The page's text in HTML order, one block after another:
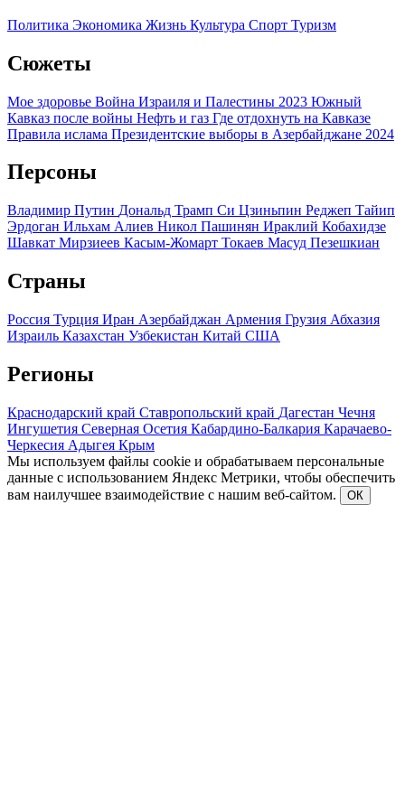
Политика Экономика Жизнь Культура Спорт Туризм
Сюжеты
Мое здоровье Война Израиля и Палестины 2023 Южный
Кавказ после войны Нефть и газ Где отдохнуть на Кавказе
Правила ислама Президентские выборы в Азербайджане 2024
Персоны
Владимир Путин Дональд Трамп Си Цзиньпин Реджеп Тайип
Эрдоган Ильхам Алиев Никол Пашинян Ираклий Кобахидзе
Шавкат Мирзиеев Касым-Жомарт Токаев Масуд Пезешкиан
Страны
Россия Турция Иран Азербайджан Армения Грузия Абхазия
Израиль Казахстан Узбекистан Китай США
Регионы
Краснодарский край Ставропольский край Дагестан Чечня
Ингушетия Северная Осетия Кабардино-Балкария Карачаево-
Черкесия Адыгея Крым
Мы используем файлы cookie и обрабатываем персональные
данные с использованием Яндекс Метрики, чтобы обеспечить
вам наилучшее взаимодействие с нашим веб-сайтом.
ОК